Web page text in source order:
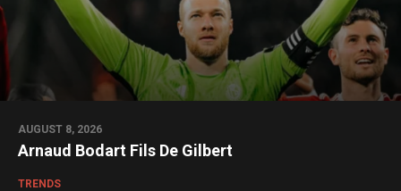
AUGUST 8, 2026
Arnaud Bodart Fils De Gilbert
TRENDS